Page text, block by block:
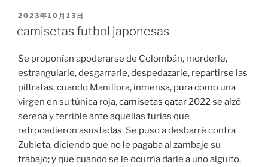
PUBLICADO
2023年10月13日
camisetas futbol japonesas
Se proponían apoderarse de Colombán, morderle,
estrangularle, desgarrarle, despedazarle, repartirse las
piltrafas, cuando Maniflora, inmensa, pura como una
virgen en su túnica roja,camisetas qatar 2022se alzó
serena y terrible ante aquellas furias que
retrocedieron asustadas. Se puso a desbarré contra
Zubieta, diciendo que no le pagaba al zambaje su
trabajo; y que cuando se le ocurría darle a uno alguito,